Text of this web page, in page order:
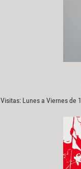
Visitas: Lunes a Viernes de